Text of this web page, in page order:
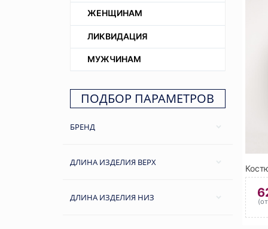
ЖЕНЩИНАМ
ЛИКВИДАЦИЯ
МУЖЧИНАМ
ПОДБОР ПАРАМЕТРОВ
БРЕНД
ДЛИНА ИЗДЕЛИЯ ВЕРХ
ДЛИНА ИЗДЕЛИЯ НИЗ